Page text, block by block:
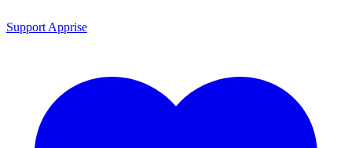
Support Apprise